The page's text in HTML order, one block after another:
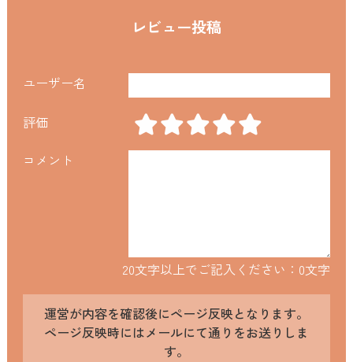
レビュー投稿
ユーザー名
評価
コメント
20文字以上でご記入ください： 0文字
運営が内容を確認後にページ反映となります。
ページ反映時にはメールにて通りをお送りしま
す。